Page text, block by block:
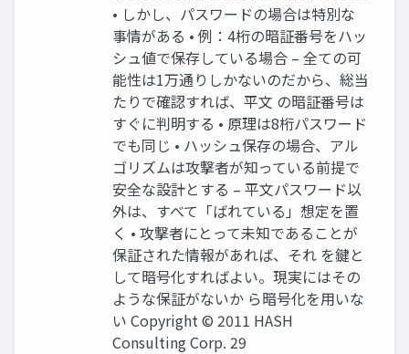
• しかし、パスワードの場合は特別な
事情がある • 例：4桁の暗証番号をハッ
シュ値で保存している場合 – 全ての可
能性は1万通りしかないのだから、総当
たりで確認すれば、平文 の暗証番号は
すぐに判明する • 原理は8桁パスワード
でも同じ • ハッシュ保存の場合、アル
ゴリズムは攻撃者が知っている前提で
安全な設計とする – 平文パスワード以
外は、すべて「ばれている」想定を置
く • 攻撃者にとって未知であることが
保証された情報があれば、それ を鍵と
して暗号化すればよい。現実にはその
ような保証がないか ら暗号化を用いな
い Copyright © 2011 HASH
Consulting Corp. 29